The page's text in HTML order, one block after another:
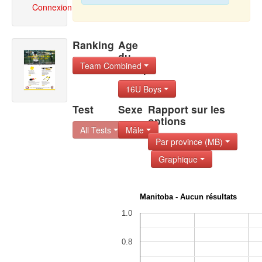
Connexion
Ranking
Team Combined
Age
du
Group
16U Boys
Test
All Tests
Sexe
Mâle
Rapport sur les
options
Par province (MB)
Graphique
Manitoba - Aucun résultats
0.8
1.0